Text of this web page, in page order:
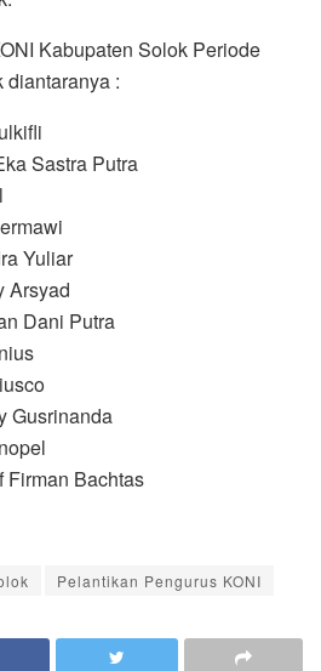
Kabupaten Solok Periode
:
Sastra Putra
Yuliar
Arsyad
Dani Putra
Gusrinanda
Firman Bachtas
Pelantikan Pengurus KONI